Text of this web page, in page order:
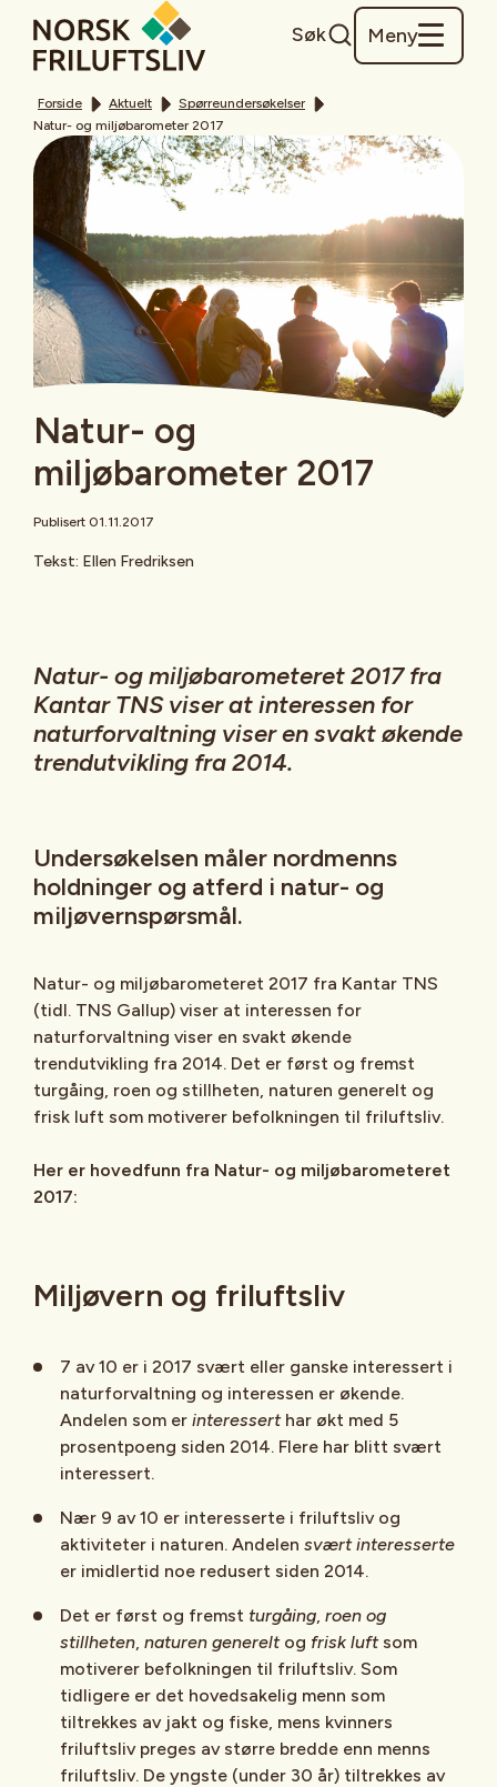
Søk Meny
Forside Aktuelt
Spørreundersøkelser
Natur- og miljøbarometer 2017
Natur- og
miljøbarometer 2017
Publisert 01.11.2017
Tekst: Ellen Fredriksen
Natur- og miljøbarometeret 2017 fra
Kantar TNS viser at interessen for
naturforvaltning viser en svakt økende
trendutvikling fra 2014.
Undersøkelsen måler nordmenns
holdninger og atferd i natur- og
miljøvernspørsmål.
Natur- og miljøbarometeret 2017 fra Kantar TNS
(tidl. TNS Gallup) viser at interessen for
naturforvaltning viser en svakt økende
trendutvikling fra 2014. Det er først og fremst
turgåing, roen og stillheten, naturen generelt og
frisk luft som motiverer befolkningen til friluftsliv.
Her er hovedfunn fra Natur- og miljøbarometeret
2017:
Miljøvern og friluftsliv
7 av 10 er i 2017 svært eller ganske interessert i
naturforvaltning og interessen er økende.
Andelen som er interessert har økt med 5
prosentpoeng siden 2014. Flere har blitt svært
interessert.
Nær 9 av 10 er interesserte i friluftsliv og
aktiviteter i naturen. Andelen svært interesserte
er imidlertid noe redusert siden 2014.
Det er først og fremst turgåing roen og
stillheten naturen genereltog frisk luftsom
motiverer befolkningen til friluftsliv. Som
tidligere er det hovedsakelig menn som
tiltrekkes av jakt og fiske, mens kvinners
friluftsliv preges av større bredde enn menns
friluftsliv. De yngste (under 30 år) tiltrekkes av